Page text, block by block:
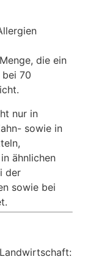
die ein
70
nur in
sowie in
ähnlichen
der
sowie bei